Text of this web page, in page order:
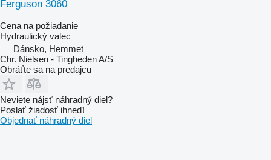
Ferguson 3060
Cena na požiadanie
Hydraulický valec
Dánsko, Hemmet
Chr. Nielsen - Tingheden A/S
Obráťte sa na predajcu
Neviete nájsť náhradný diel?
Poslať žiadosť ihneď!
Objednať náhradný diel